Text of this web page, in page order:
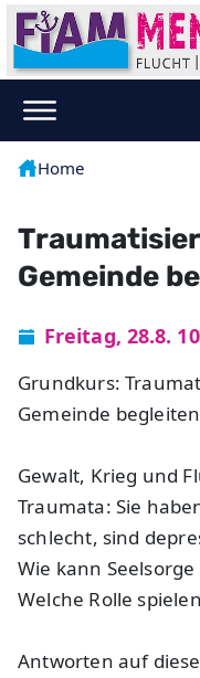
Home
Gemeinde
Freitag, 28.8.
Grundkurs:
Gemeinde
Gewalt, Krieg und
Traumata: Sie
schlecht, sind
Wie kann
Welche Rolle
Antworten auf